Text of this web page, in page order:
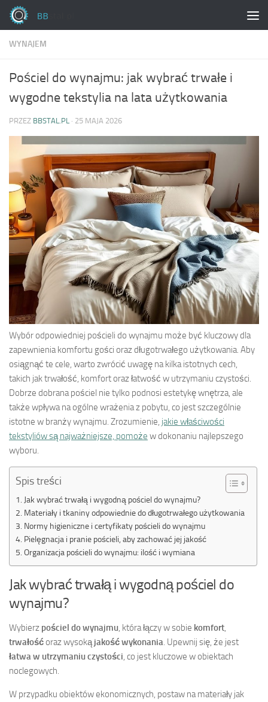
Skip to content
WYNAJEM
Pościel do wynajmu: jak wybrać trwałe i
wygodne tekstylia na lata użytkowania
PRZEZ BBSTAL.PL · 25 MAJA 2026
Wybór odpowiedniej pościeli do wynajmu może być kluczowy dla
zapewnienia komfortu gości oraz długotrwałego użytkowania. Aby
osiągnąć te cele, warto zwrócić uwagę na kilka istotnych cech,
takich jak trwałość, komfort oraz łatwość w utrzymaniu czystości.
Dobrze dobrana pościel nie tylko podnosi estetykę wnętrza, ale
także wpływa na ogólne wrażenia z pobytu, co jest szczególnie
istotne w branży wynajmu. Zrozumienie, jakie właściwości
tekstyliów są najważniejsze, pomoże w dokonaniu najlepszego
wyboru.
Spis treści
Jak wybrać trwałą i wygodną pościel do wynajmu?
Materiały i tkaniny odpowiednie do długotrwałego użytkowania
Normy higieniczne i certyfikaty pościeli do wynajmu
Pielęgnacja i pranie pościeli, aby zachować jej jakość
Organizacja pościeli do wynajmu: ilość i wymiana
Jak wybrać trwałą i wygodną pościel do
wynajmu?
Wybierz pościel do wynajmu , która łączy w sobie komfort
trwałośćoraz wysoką jakość wykonania . Upewnij się, że jest
łatwa w utrzymaniu czystości , co jest kluczowe w obiektach
noclegowych.
W przypadku obiektów ekonomicznych, postaw na materiały jak